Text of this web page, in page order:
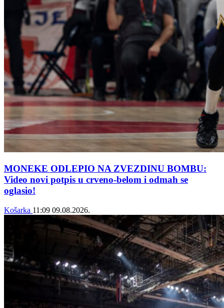
MONEKE ODLEPIO NA ZVEZDINU BOMBU:
Video novi potpis u crveno-belom i odmah se
oglasio!
Košarka 11:09 09.08.2026.